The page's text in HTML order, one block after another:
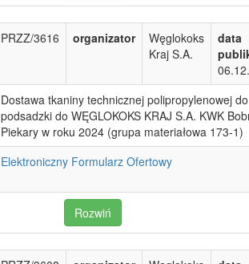
PRZZ/3616 organizator
Węglokoks
Kraj S.A.
data
Dostawa tkaniny technicznej polipropylenowej do
podsadzki do WĘGLOKOKS KRAJ S.A. KWK
Piekary w roku 2024 (grupa materiałowa 173-1)
Elektroniczny Formularz Ofertowy
Rozwiń